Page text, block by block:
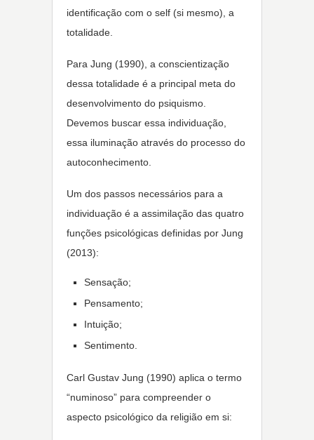
identificação com o self (si mesmo), a
totalidade.
Para Jung (1990), a conscientização
dessa totalidade é a principal meta do
desenvolvimento do psiquismo.
Devemos buscar essa individuação,
essa iluminação através do processo do
autoconhecimento.
Um dos passos necessários para a
individuação é a assimilação das quatro
funções psicológicas definidas por Jung
(2013):
Sensação;
Pensamento;
Intuição;
Sentimento.
Carl Gustav Jung (1990) aplica o termo
“numinoso” para compreender o
aspecto psicológico da religião em si: